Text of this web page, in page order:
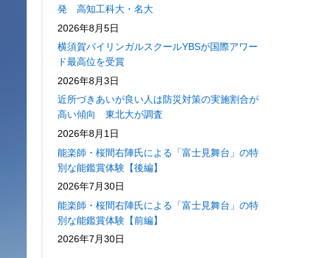
発 高知工科大・名大
2026年8月5日
横須賀バイリンガルスクールYBSが国際アワー
ド最高位を受賞
2026年8月3日
近所づきあいが良い人は防災対策の実施割合が
高い傾向 東北大が調査
2026年8月1日
能楽師・桜間右陣氏による「富士見舞台」の特
別な能鑑賞体験【後編】
2026年7月30日
能楽師・桜間右陣氏による「富士見舞台」の特
別な能鑑賞体験【前編】
2026年7月30日